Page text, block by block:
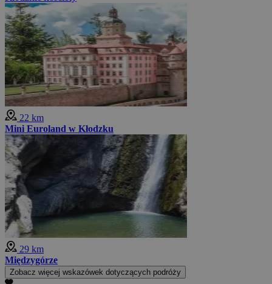
22 km
Mini Euroland w Kłodzku
29 km
Międzygórze
Zobacz więcej wskazówek dotyczących podróży